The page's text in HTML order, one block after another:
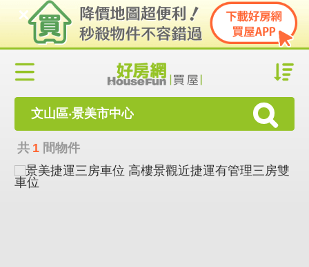
文山區‧景美市中心
共 1 間物件